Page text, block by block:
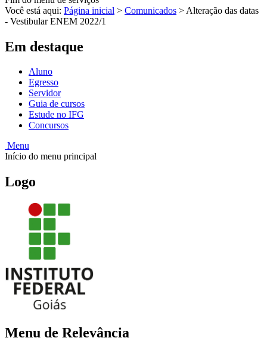
Você está aqui: Página inicial > Comunicados > Alteração das datas
- Vestibular ENEM 2022/1
Em destaque
Aluno
Egresso
Servidor
Guia de cursos
Estude no IFG
Concursos
Menu
Início do menu principal
Logo
Menu de Relevância